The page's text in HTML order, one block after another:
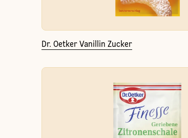
Dr. Oetker Vanillin Zucker